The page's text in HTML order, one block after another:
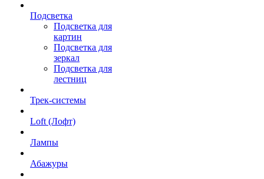
Подсветка
Подсветка для
картин
Подсветка для
зеркал
Подсветка для
лестниц
Трек-системы
Loft (Лофт)
Лампы
Абажуры